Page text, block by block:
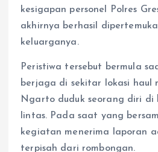
kesigapan personel Polres
akhirnya berhasil
keluarganya.
Peristiwa tersebut bermula
berjaga di sekitar lokasi haul
Ngarto duduk seorang diri di
lintas. Pada saat yang
kegiatan menerima laporan
terpisah dari rombongan.